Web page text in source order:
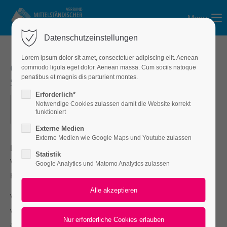
Login
Benutzername
Passwort
Register|Lost your password?
Menu
Gesellschaft zum Studium
strukturpolitischer Fragen
14.11.2024
ORT: BUNDESTAG BERLIN
Die Gesellschaft zum Studium strukturpolitischer Fragen e.
V. lud uns am 14.11.24 zu einer Diskussionsrunde in den
Bundestag in Berlin ein.
Vorstandsmitglied Felix Nyvlt übernahm den Part und
vertrat unseren Verband mit einem Kurzvortrag und
anschließender Diskussionsrunde.
Datenschutzeinstellungen
Lorem ipsum dolor sit amet, consectetuer adipiscing elit. Aenean
commodo ligula eget dolor. Aenean massa. Cum sociis natoque
penatibus et magnis dis parturient montes.
Erforderlich*
Notwendige Cookies zulassen damit die Website korrekt
funktioniert
Externe Medien
Externe Medien wie Google Maps und Youtube zulassen
Statistik
Google Analytics und Matomo Analytics zulassen